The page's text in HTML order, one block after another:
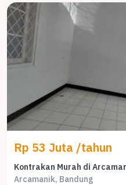
Rp 53 Juta /tahun
Arcamanik, Bandung